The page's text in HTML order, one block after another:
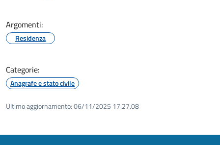
Argomenti:
Residenza
Categorie:
Anagrafe e stato civile
Ultimo aggiornamento:06/11/2025 17:27.08